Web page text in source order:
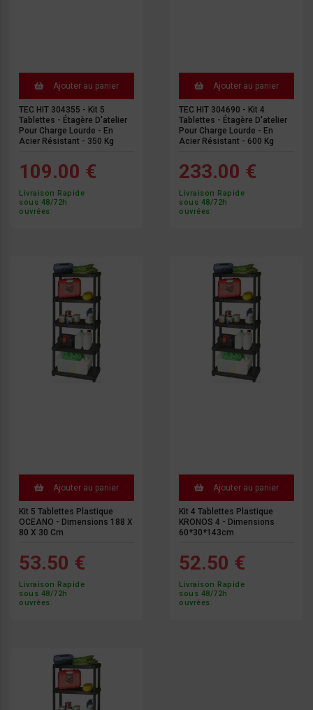
Ajouter au panier
TEC HIT 304355 - Kit 5
Tablettes - Étagère D'atelier
Pour Charge Lourde - En
Acier Résistant - 350 Kg
109.00 €
Livraison Rapide
sous 48/72h
ouvrées
Ajouter au panier
TEC HIT 304690 - Kit 4
Tablettes - Étagère D'atelier
Pour Charge Lourde - En
Acier Résistant - 600 Kg
233.00 €
Livraison Rapide
sous 48/72h
ouvrées
Ajouter au panier
Kit 5 Tablettes Plastique
OCEANO - Dimensions 188 X
80 X 30 Cm
53.50 €
Livraison Rapide
sous 48/72h
ouvrées
Ajouter au panier
Kit 4 Tablettes Plastique
KRONOS 4 - Dimensions
60*30*143cm
52.50 €
Livraison Rapide
sous 48/72h
ouvrées